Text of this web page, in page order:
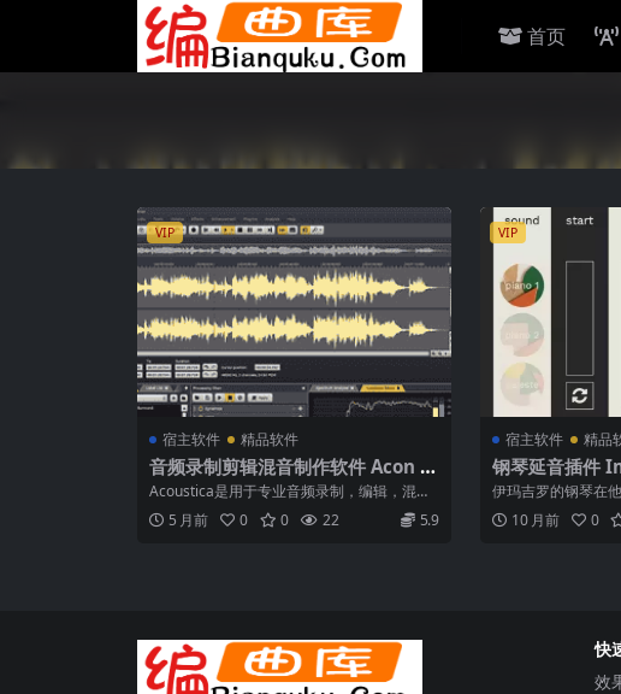
首页
VIP
宿主软件 精品软件
音频录制剪辑混音制作软件 Acon Di
gital Acoustica Premium Editio
n Portable v7.7.8[MAC WIN]
Acoustica是用于专业音频录制，编辑，混合
和母带制作的全面解决方案。直观的...
5 月前 0 0 22 5.9
VIP
宿主软件 精品
钢琴延音插件
300 WiN
伊玛吉罗的钢琴在
为您的钢琴表演带
10 月前 0
快
效